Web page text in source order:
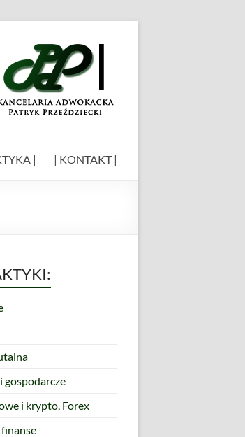
| | KONTAKT |
gospodarcze
i krypto, Forex